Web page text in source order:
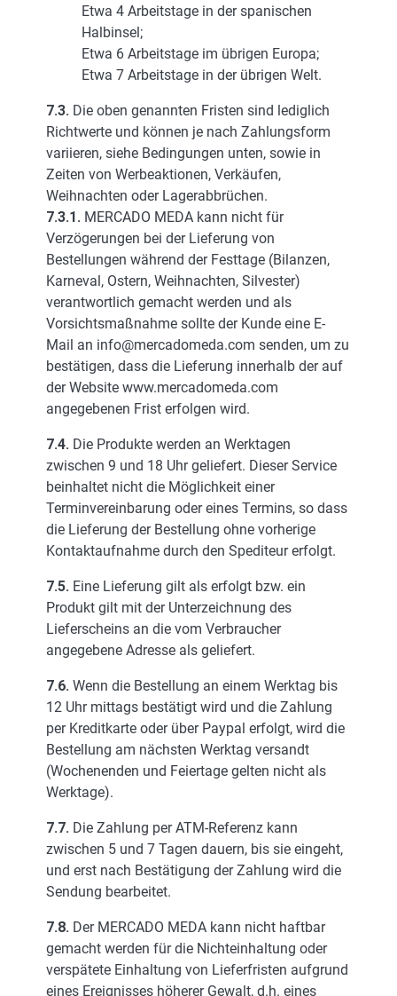
Etwa 4 Arbeitstage in der spanischen
Halbinsel;
Etwa 6 Arbeitstage im übrigen Europa;
Etwa 7 Arbeitstage in der übrigen Welt.
7.3. Die oben genannten Fristen sind lediglich
Richtwerte und können je nach Zahlungsform
variieren, siehe Bedingungen unten, sowie in
Zeiten von Werbeaktionen, Verkäufen,
Weihnachten oder Lagerabbrüchen.
7.3.1. MERCADO MEDA kann nicht für
Verzögerungen bei der Lieferung von
Bestellungen während der Festtage (Bilanzen,
Karneval, Ostern, Weihnachten, Silvester)
verantwortlich gemacht werden und als
Vorsichtsmaßnahme sollte der Kunde eine E-
Mail an info@mercadomeda.com senden, um zu
bestätigen, dass die Lieferung innerhalb der auf
der Website www.mercadomeda.com
angegebenen Frist erfolgen wird.
7.4. Die Produkte werden an Werktagen
zwischen 9 und 18 Uhr geliefert. Dieser Service
beinhaltet nicht die Möglichkeit einer
Terminvereinbarung oder eines Termins, so dass
die Lieferung der Bestellung ohne vorherige
Kontaktaufnahme durch den Spediteur erfolgt.
7.5. Eine Lieferung gilt als erfolgt bzw. ein
Produkt gilt mit der Unterzeichnung des
Lieferscheins an die vom Verbraucher
angegebene Adresse als geliefert.
7.6. Wenn die Bestellung an einem Werktag bis
12 Uhr mittags bestätigt wird und die Zahlung
per Kreditkarte oder über Paypal erfolgt, wird die
Bestellung am nächsten Werktag versandt
(Wochenenden und Feiertage gelten nicht als
Werktage).
7.7. Die Zahlung per ATM-Referenz kann
zwischen 5 und 7 Tagen dauern, bis sie eingeht,
und erst nach Bestätigung der Zahlung wird die
Sendung bearbeitet.
7.8. Der MERCADO MEDA kann nicht haftbar
gemacht werden für die Nichteinhaltung oder
verspätete Einhaltung von Lieferfristen aufgrund
eines Ereignisses höherer Gewalt, d.h. eines